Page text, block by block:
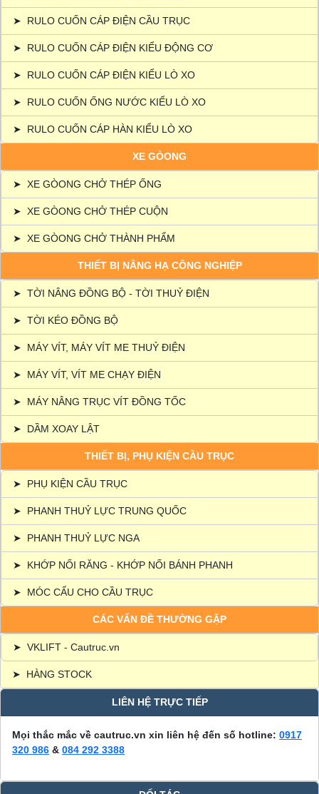
➤ RULO CUỐN CÁP ĐIỆN CẦU TRỤC
➤ RULO CUỐN CÁP ĐIỆN KIỂU ĐỘNG CƠ
➤ RULO CUỐN CÁP ĐIỆN KIỂU LÒ XO
➤ RULO CUỐN ỐNG NƯỚC KIỂU LÒ XO
➤ RULO CUỐN CÁP HÀN KIỂU LÒ XO
XE GÒONG
➤ XE GÒONG CHỞ THÉP ỐNG
➤ XE GÒONG CHỞ THÉP CUỘN
➤ XE GÒONG CHỞ THÀNH PHẨM
THIẾT BỊ NÂNG HẠ CÔNG NGHIỆP
➤ TỜI NÂNG ĐỒNG BỘ - TỜI THUỶ ĐIỆN
➤ TỜI KÉO ĐỒNG BỘ
➤ MÁY VÍT, MÁY VÍT ME THUỶ ĐIỆN
➤ MÁY VÍT, VÍT ME CHẠY ĐIỆN
➤ MÁY NÂNG TRỤC VÍT ĐỒNG TỐC
➤ DẦM XOAY LẬT
THIẾT BỊ, PHỤ KIỆN CẦU TRỤC
➤ PHỤ KIỆN CẦU TRỤC
➤ PHANH THUỶ LỰC TRUNG QUỐC
➤ PHANH THUỶ LỰC NGA
➤ KHỚP NỐI RĂNG - KHỚP NỐI BÁNH PHANH
➤ MÓC CẨU CHO CẦU TRỤC
CÁC VẤN ĐỀ THƯỜNG GẶP
➤ VKLIFT - Cautruc.vn
➤ HÀNG STOCK
LIÊN HỆ TRỰC TIẾP
Mọi thắc mắc về cautruc.vn xin liên hệ đến số hotline: 0917
320 986 & 084 292 3388